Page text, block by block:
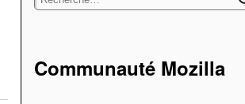
Communauté Mozilla